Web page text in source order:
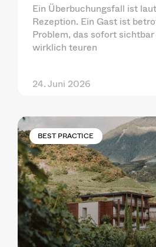
Ein Überbuchungsfall ist
Rezeption. Ein Gast ist
Problem, das sofort
wirklich teuren
24. Juni 2026
BEST PRACTICE